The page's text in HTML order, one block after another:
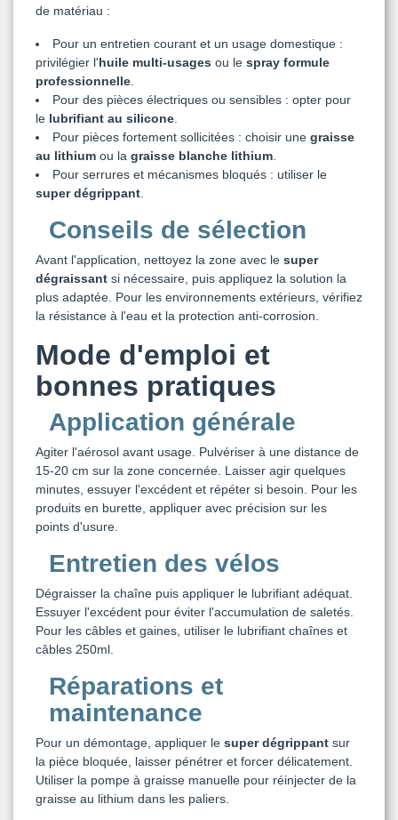
de matériau :
Pour un entretien courant et un usage domestique :
privilégier l'huile multi-usages ou le spray formule
professionnelle
Pour des pièces électriques ou sensibles : opter pour
le lubrifiant au silicone
Pour pièces fortement sollicitées : choisir une graisse
au lithium ou la graisse blanche lithium
Pour serrures et mécanismes bloqués : utiliser le
super dégrippant
Conseils de sélection
Avant l'application, nettoyez la zone avec le super
dégraissant si nécessaire, puis appliquez la solution la
plus adaptée. Pour les environnements extérieurs, vérifiez
la résistance à l'eau et la protection anti-corrosion.
Mode d'emploi et
bonnes pratiques
Application générale
Agiter l'aérosol avant usage. Pulvériser à une distance de
15-20 cm sur la zone concernée. Laisser agir quelques
minutes, essuyer l'excédent et répéter si besoin. Pour les
produits en burette, appliquer avec précision sur les
points d'usure.
Entretien des vélos
Dégraisser la chaîne puis appliquer le lubrifiant adéquat.
Essuyer l'excédent pour éviter l'accumulation de saletés.
Pour les câbles et gaines, utiliser le lubrifiant chaînes et
câbles 250ml.
Réparations et
maintenance
Pour un démontage, appliquer le super dégrippant sur
la pièce bloquée, laisser pénétrer et forcer délicatement.
Utiliser la pompe à graisse manuelle pour réinjecter de la
graisse au lithium dans les paliers.